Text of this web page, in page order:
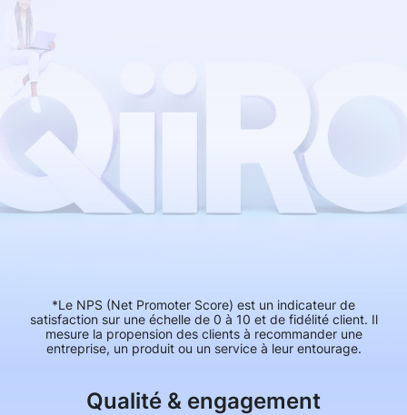
*Le NPS (Net Promoter Score) est un indicateur de
satisfaction sur une échelle de 0 à 10 et de fidélité client. Il
mesure la propension des clients à recommander une
entreprise, un produit ou un service à leur entourage.
Qualité & engagement